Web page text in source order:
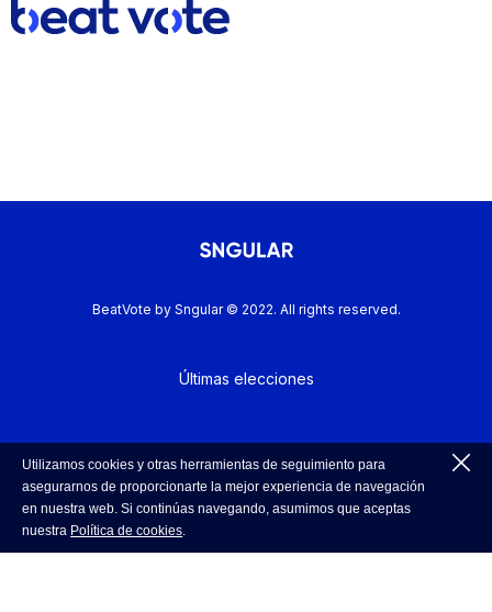
BeatVote by Sngular © 2022. All rights reserved.
Últimas elecciones
Política de Cookies
Utilizamos cookies y otras herramientas de seguimiento para
asegurarnos de proporcionarte la mejor experiencia de navegación
en nuestra web. Si continúas navegando, asumimos que aceptas
nuestra Política de cookies.